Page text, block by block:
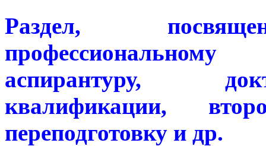
Раздел,
аспирантуру,
квалификации,
переподготовку и др.